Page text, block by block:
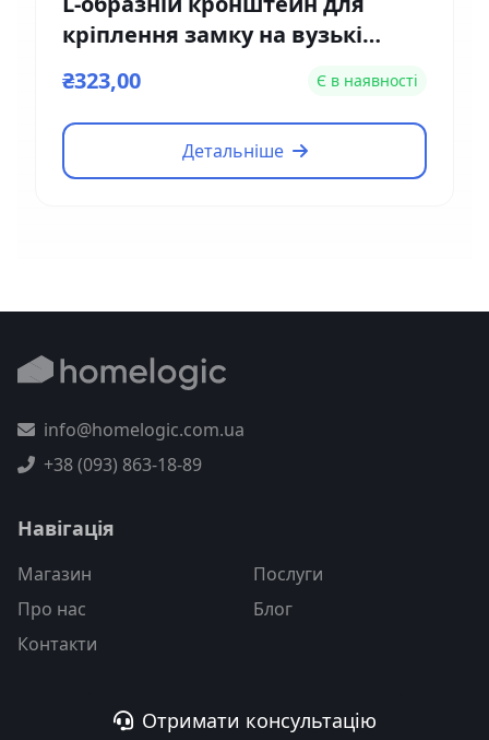
кріплення замку на вузькі
₴323,00 Є в наявності
Детальніше
info@homelogic.com.ua
+38 (093) 863-18-89
Навігація
Магазин
Послуги
Про нас
Блог
Контакти
Отримати консультацію